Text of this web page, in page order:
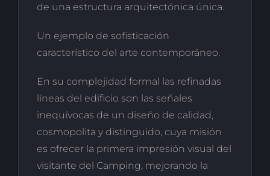
de una estructura arquitectónica única.
Un ejemplo de sofisticación
característico del arte contemporáneo.
En su complejidad formal las refinadas
líneas del edificio son las señales
inequívocas de un diseño de calidad,
cosmopolita y distinguido, cuya misión
es ofrecer la primera impresión visual del
visitante del Camping, mejorando la